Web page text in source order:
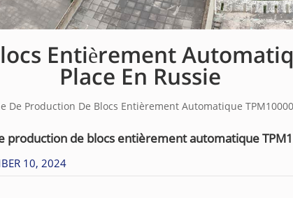
Entièrement
Place En Russie
De Production De Blocs Entièrement Automatique
production de blocs entièrement automatique
10, 2024